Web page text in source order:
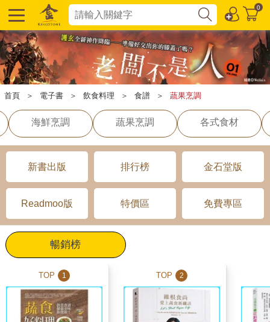
0
首頁 ＞ 電子書 ＞ 飲食料理 ＞ 食譜 ＞ 蔬果烹調
海鮮烹調 蔬果烹調 各式食材
新書出版 排行榜 金石堂版
Readmoo版 特價區 免費專區
暢銷榜
TOP 1 TOP 2